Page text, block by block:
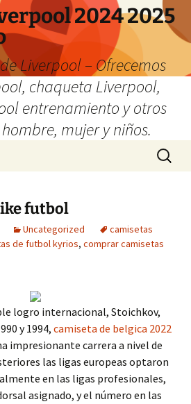
2024 2025
Liverpool – Ofrecemos
chaqueta Liverpool,
entrenamiento y otros
mujer y niños.
Buscar:
futbol
Uncategorized
camisetas
de futbol kyrios, comprar camisetas
logro internacional, Stoichkov,
y 1994, camiseta de belgica 2022
impresionante carrera a nivel de
las ligas europeas optaron
en las ligas profesionales,
asignado, y el número en las